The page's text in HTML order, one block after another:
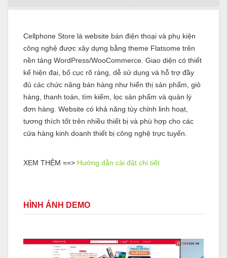
Cellphone Store là website bán điện thoại và phụ kiện
công nghệ được xây dựng bằng theme Flatsome trên
nền tảng WordPress/WooCommerce. Giao diện có thiết
kế hiện đại, bố cục rõ ràng, dễ sử dụng và hỗ trợ đầy
đủ các chức năng bán hàng như hiển thị sản phẩm, giỏ
hàng, thanh toán, tìm kiếm, lọc sản phẩm và quản lý
đơn hàng. Website có khả năng tùy chỉnh linh hoạt,
tương thích tốt trên nhiều thiết bị và phù hợp cho các
cửa hàng kinh doanh thiết bị công nghệ trực tuyến.
XEM THÊM ==> Hướng dẫn cài đặt chi tiết
HÌNH ẢNH DEMO